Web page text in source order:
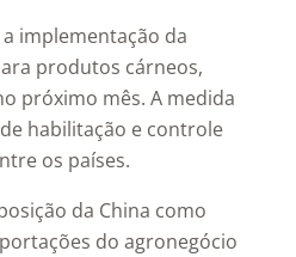
implementação da
produtos cárneos,
próximo mês. A medida
habilitação e controle
os países.
da China como
do agronegócio